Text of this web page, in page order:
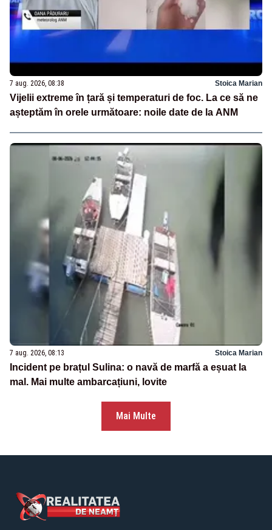
7 aug. 2026, 08:38 Stoica Marian
Vijelii extreme în țară și temperaturi de foc. La ce să ne
așteptăm în orele următoare: noile date de la ANM
7 aug. 2026, 08:13 Stoica Marian
Incident pe brațul Sulina: o navă de marfă a eșuat la
mal. Mai multe ambarcațiuni, lovite
Mai Multe